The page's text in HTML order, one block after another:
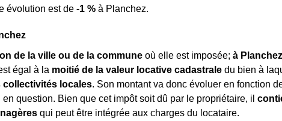
évolution est de -1 % à Planchez.
de la ville ou de la commune où elle est imposée; à Planchez
égal à la moitié de la valeur locative cadastrale du bien à
collectivités locales. Son montant va donc évoluer en fonction
question. Bien que cet impôt soit dû par le propriétaire, il
qui peut être intégrée aux charges du locataire.